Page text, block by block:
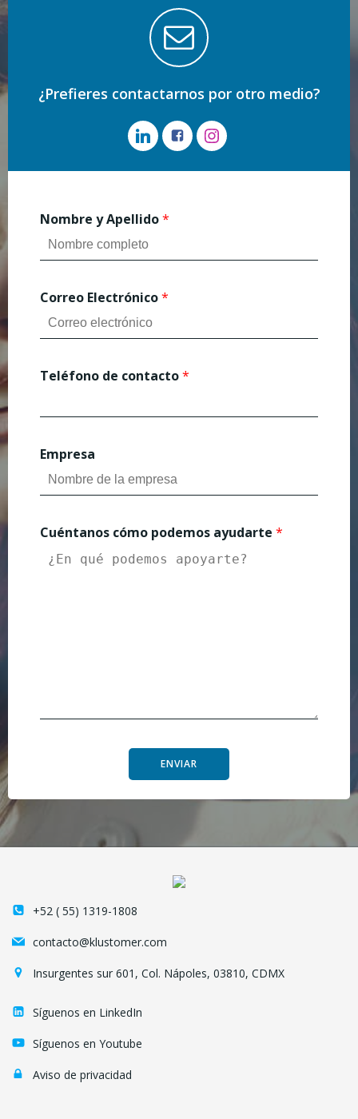
¿Prefieres contactarnos por otro medio?
Nombre y Apellido*
Correo Electrónico*
Teléfono de contacto*
Empresa
Cuéntanos cómo podemos ayudarte *
ENVIAR
Síguenos en LinkedIn
Síguenos en Youtube
Aviso de privacidad
+52 ( 55) 1319-1808
contacto@klustomer.com
Insurgentes sur 601, Col. Nápoles, 03810, CDMX